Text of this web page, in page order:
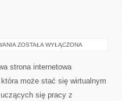
MASZYNY
ZOSTAŁA WYŁĄCZONA
strona internetowa
może stać się wirtualnym
się pracy z